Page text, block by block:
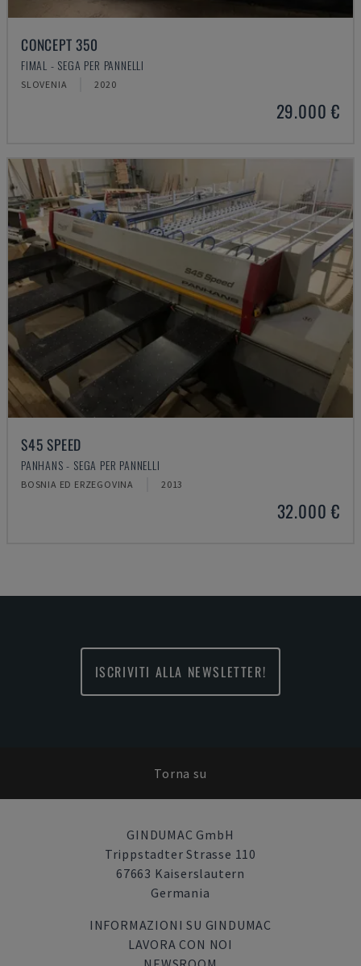
CONCEPT 350
FIMAL - SEGA PER PANNELLI
SLOVENIA 2020
29.000 €
S45 SPEED
PANHANS - SEGA PER PANNELLI
BOSNIA ED ERZEGOVINA 2013
32.000 €
ISCRIVITI ALLA NEWSLETTER!
Torna su
GINDUMAC GmbH
Trippstadter Strasse 110
67663 Kaiserslautern
Germania
INFORMAZIONI SU GINDUMAC
LAVORA CON NOI